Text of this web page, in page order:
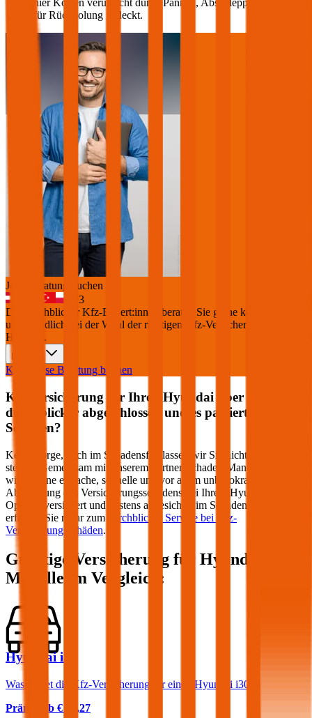
hier Kosten verursacht durch Pannen, Abschleppen oder auch
für Rückholung gedeckt.
Jetzt Beratung buchen
+3
Die durchblicker Kfz-Expert:innen beraten Sie gerne kostenlos &
unverbindlich bei der Wahl der richtigen Kfz-Versicherung für Ihren
Hyundai .
Kostenlose Beratung buchen
Kfz Versicherung für Ihren Hyundai über
durchblicker abgeschlossen und es passiert ein
Schaden?
Keine Sorge, auch im Schadensfall lassen wir Sie nicht im Regen
stehen! Gemeinsam mit unserem Partner Schaden-Manager sorgen
wir für eine einfache, schnelle und vor allem unbürokratische
Abwicklung des Versicherungsschadens bei Ihrem Hyundai
Optimal versichert und bestens abgesichert im Schadensfall –
erfahren Sie mehr zum
durchblicker Service bei Kfz-
Versicherungsschäden.
Günstige Versicherung für Hyundai
Modelle im Vergleich:
Hyundai i30
Was kostet die Kfz-Versicherung für einen Hyundai i30?
Prämie ab € 45,27